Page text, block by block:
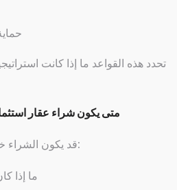
تحدد هذه القواعد ما إذا كانت
متى يكون شراء عقار
قد يكون الشراء خيارًا جيدًا في الحالات التالية:
ما إذا